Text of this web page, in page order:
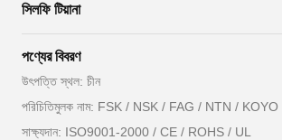
সিলফি টিয়ানা
পণ্যের বিবরণ
উৎপত্তি স্থল: চীন
পরিচিতিমুলক নাম: FSK / NSK / FAG / NTN /
সাক্ষ্যদান: ISO9001-2000 / CE / ROHS / UL